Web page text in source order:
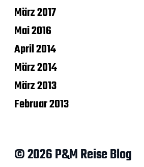
März 2017
Mai 2016
April 2014
März 2014
März 2013
Februar 2013
© 2026 P&M Reise Blog